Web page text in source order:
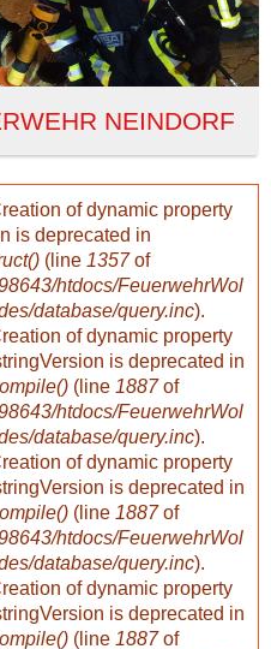
NEINDORF
of dynamic property
is deprecated in
(line 1357of
htdocs/FeuerwehrWol
database/query.inc).
of dynamic property
is deprecated in
(line 1887of
htdocs/FeuerwehrWol
database/query.inc).
of dynamic property
is deprecated in
(line 1887of
htdocs/FeuerwehrWol
database/query.inc).
of dynamic property
is deprecated in
(line 1887of